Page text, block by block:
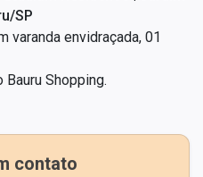
SP
varanda envidraçada, 01
Shopping.
contato